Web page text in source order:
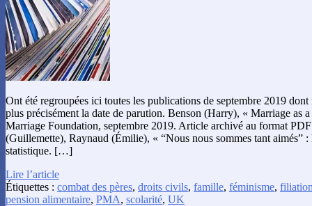
Ont été regroupées ici toutes les publications de septembre 2019
plus précisément la date de parution. Benson (Harry), « Marriage as
Marriage Foundation, septembre 2019. Article archivé au format
(Guillemette), Raynaud (Émilie), « “Nous nous sommes tant aimés”
statistique. […]
Lire l’article
Étiquettes : combat des pères, droits civils, famille, féminisme,
pension alimentaire, PMA, scolarité, UK